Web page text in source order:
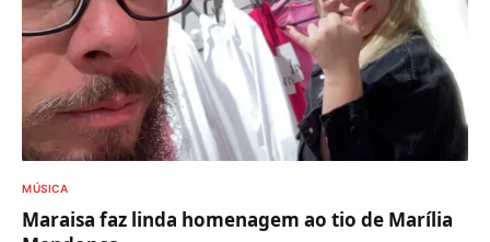
MÚSICA
Maraisa faz linda homenagem ao tio de Marília